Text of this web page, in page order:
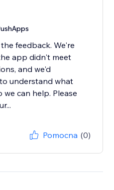
feedback. We're
app didn't meet
and we'd
understand what
we can help. Please
Pomocna (0)